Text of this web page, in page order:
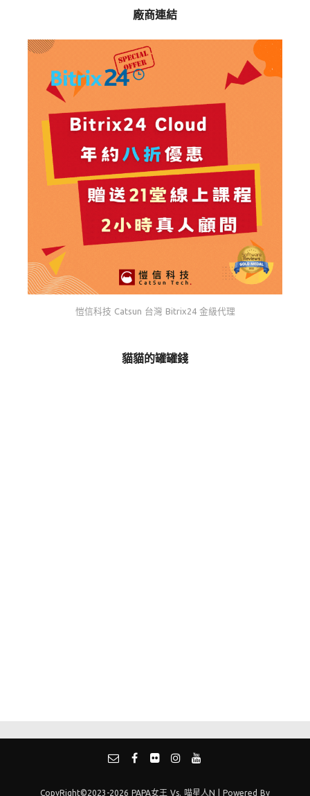
廠商連結
愷信科技 Catsun 台灣 Bitrix24 金級代理
貓貓的罐罐錢
CopyRight©2023-2026 PAPA女王 Vs. 喵星人N | Powered By